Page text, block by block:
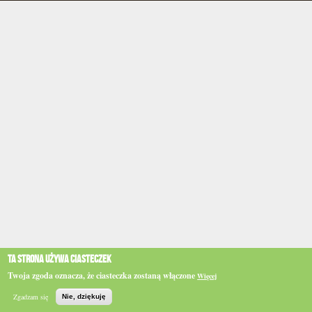
Ta strona używa ciasteczek
Twoja zgoda oznacza, że ciasteczka zostaną włączone Więcej
Zgadzam się Nie, dziękuję
Szukaj Topo